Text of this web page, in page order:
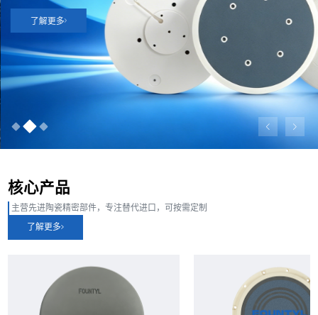
了解更多
核心产品
主营先进陶瓷精密部件，专注替代进口，可按需定制
了解更多